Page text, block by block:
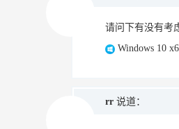
请问下有没有考
Windows 10
rr 说道：